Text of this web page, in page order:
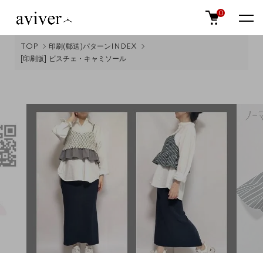
0
TOP
印刷(郵送)パターンINDEX
[印刷版] ビスチェ・キャミソール